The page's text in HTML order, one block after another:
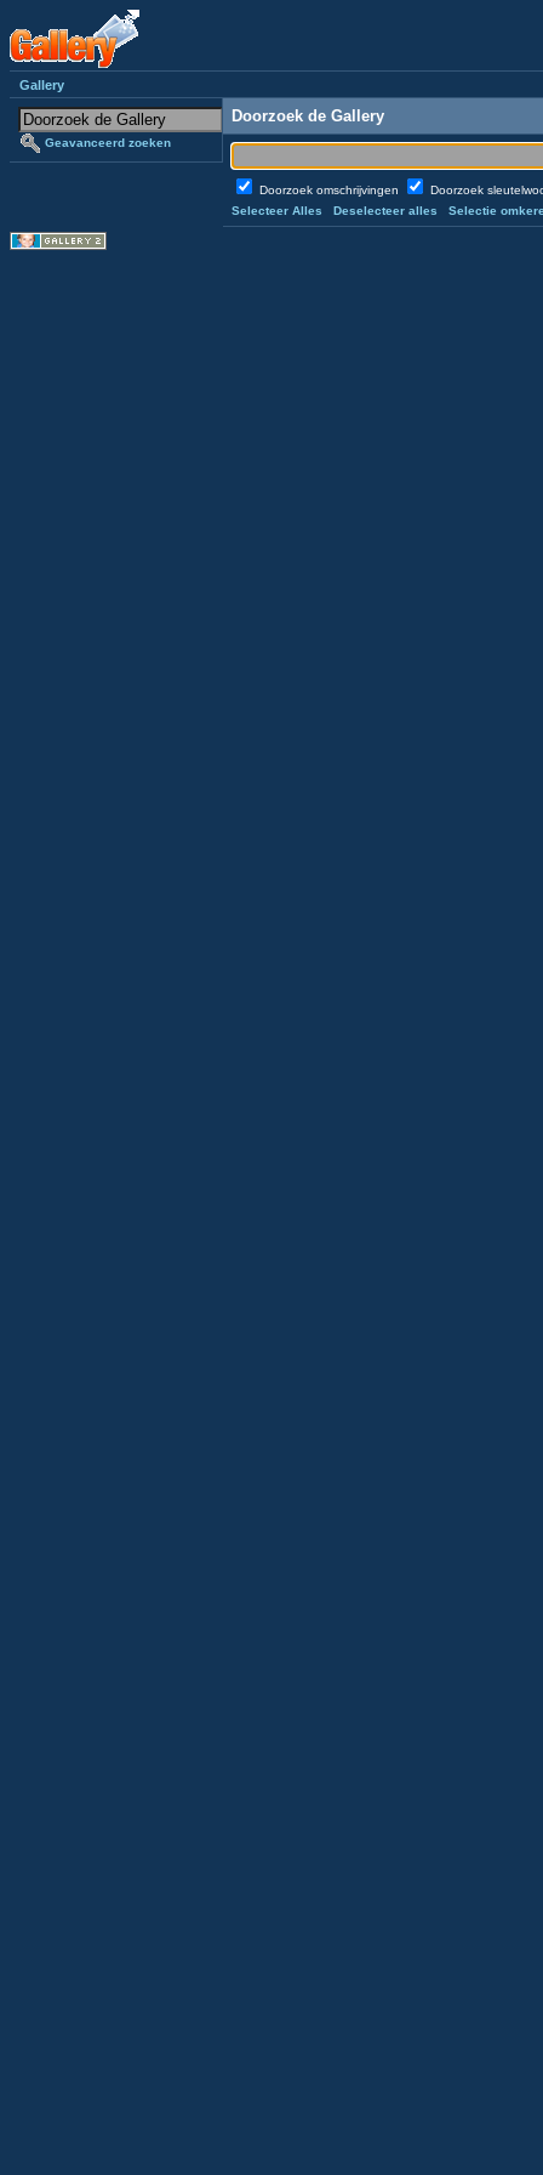
Gallery
Geavanceerd zoeken
Doorzoek de Gallery
Doorzoek omschrijvingen
Doorzoek
Selecteer Alles
Deselecteer alles Selectie